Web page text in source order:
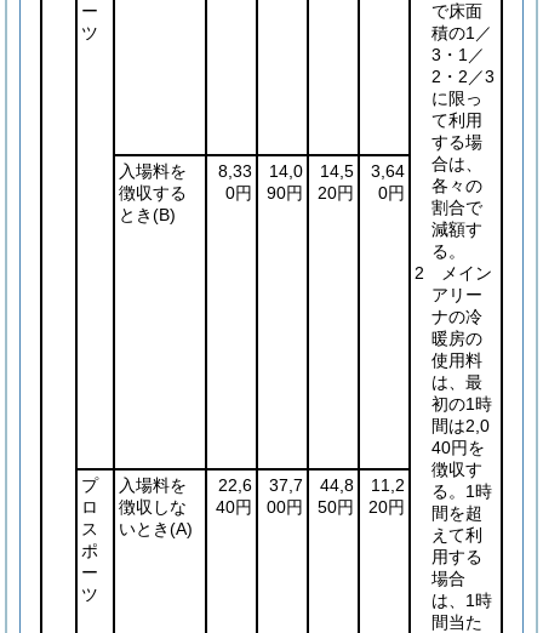
ー
ツ
で床面
積の1／
3・1／
2・2／3
に限っ
て利用
する場
合は、
各々の
割合で
減額す
る。
2 メイン
アリー
ナの冷
暖房の
使用料
は、最
初の1時
間は2,0
40円を
徴収す
る。1時
間を超
えて利
用する
場合
は、1時
間当た
入場料を
徴収する
とき(B)
8,33
0円
14,0
90円
14,5
20円
3,64
0円
プ
ロ
ス
ポ
ー
ツ
入場料を
徴収しな
いとき(A)
22,6
40円
37,7
00円
44,8
50円
11,2
20円